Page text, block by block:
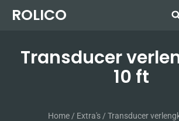
ROLICO
Transducer
10 ft
Home/ Extra's/ Transducer